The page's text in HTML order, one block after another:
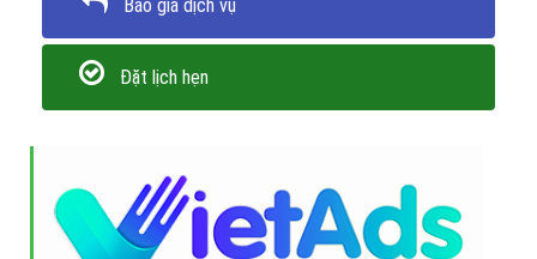
Báo giá dịch vụ
Đặt lịch hẹn